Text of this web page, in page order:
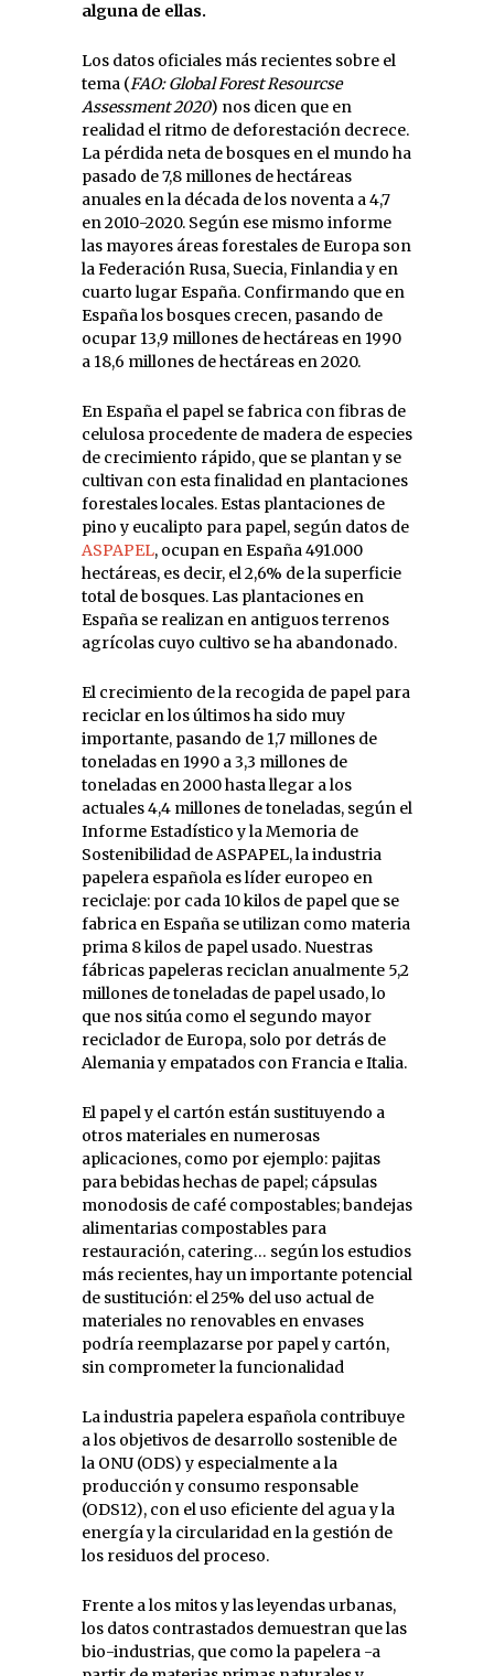
alguna de ellas.
Los datos oficiales más recientes sobre el
tema (FAO: Global Forest Resourcse
Assessment 2020) nos dicen que en
realidad el ritmo de deforestación decrece.
La pérdida neta de bosques en el mundo ha
pasado de 7,8 millones de hectáreas
anuales en la década de los noventa a 4,7
en 2010-2020. Según ese mismo informe
las mayores áreas forestales de Europa son
la Federación Rusa, Suecia, Finlandia y en
cuarto lugar España. Confirmando que en
España los bosques crecen, pasando de
ocupar 13,9 millones de hectáreas en 1990
a 18,6 millones de hectáreas en 2020.
En España el papel se fabrica con fibras de
celulosa procedente de madera de especies
de crecimiento rápido, que se plantan y se
cultivan con esta finalidad en plantaciones
forestales locales. Estas plantaciones de
pino y eucalipto para papel, según datos de
ASPAPEL, ocupan en España 491.000
hectáreas, es decir, el 2,6% de la superficie
total de bosques. Las plantaciones en
España se realizan en antiguos terrenos
agrícolas cuyo cultivo se ha abandonado.
El crecimiento de la recogida de papel para
reciclar en los últimos ha sido muy
importante, pasando de 1,7 millones de
toneladas en 1990 a 3,3 millones de
toneladas en 2000 hasta llegar a los
actuales 4,4 millones de toneladas, según el
Informe Estadístico y la Memoria de
Sostenibilidad de ASPAPEL, la industria
papelera española es líder europeo en
reciclaje: por cada 10 kilos de papel que se
fabrica en España se utilizan como materia
prima 8 kilos de papel usado. Nuestras
fábricas papeleras reciclan anualmente 5,2
millones de toneladas de papel usado, lo
que nos sitúa como el segundo mayor
reciclador de Europa, solo por detrás de
Alemania y empatados con Francia e Italia.
El papel y el cartón están sustituyendo a
otros materiales en numerosas
aplicaciones, como por ejemplo: pajitas
para bebidas hechas de papel; cápsulas
monodosis de café compostables; bandejas
alimentarias compostables para
restauración, catering… según los estudios
más recientes, hay un importante potencial
de sustitución: el 25% del uso actual de
materiales no renovables en envases
podría reemplazarse por papel y cartón,
sin comprometer la funcionalidad
La industria papelera española contribuye
a los objetivos de desarrollo sostenible de
la ONU (ODS) y especialmente a la
producción y consumo responsable
(ODS12), con el uso eficiente del agua y la
energía y la circularidad en la gestión de
los residuos del proceso.
Frente a los mitos y las leyendas urbanas,
los datos contrastados demuestran que las
bio-industrias, que como la papelera -a